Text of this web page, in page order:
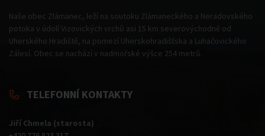
Naše obec Zlámanec, leží na soutoku Zlámaneckého a Neradovského
potoka v údolí Vizovických vrchů asi 15 km severovýchodně od
Uherského Hradiště, na pomezí Uherskohradišťska a Luhačovického
Zálesí. Obec se nachází v nadmořské výšce 254 metrů.
TELEFONNÍ KONTAKTY
Jiří Chmela (starosta)